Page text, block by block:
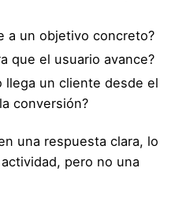
a un objetivo concreto?
que el usuario avance?
llega un cliente desde el
conversión?
una respuesta clara, lo
pero no una